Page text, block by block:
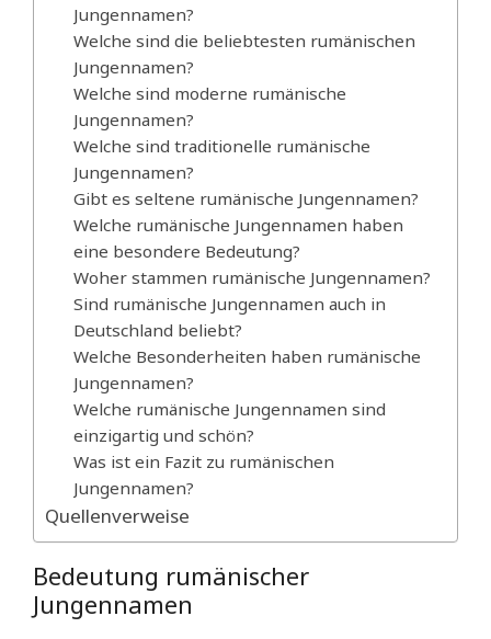
Jungennamen?
Welche sind die beliebtesten rumänischen
Jungennamen?
Welche sind moderne rumänische
Jungennamen?
Welche sind traditionelle rumänische
Jungennamen?
Gibt es seltene rumänische Jungennamen?
Welche rumänische Jungennamen haben
eine besondere Bedeutung?
Woher stammen rumänische Jungennamen?
Sind rumänische Jungennamen auch in
Deutschland beliebt?
Welche Besonderheiten haben rumänische
Jungennamen?
Welche rumänische Jungennamen sind
einzigartig und schön?
Was ist ein Fazit zu rumänischen
Jungennamen?
Quellenverweise
Bedeutung rumänischer
Jungennamen